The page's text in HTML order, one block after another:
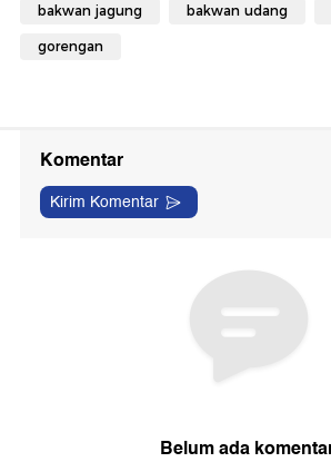
bakwan jagung bakwan udang
gorengan